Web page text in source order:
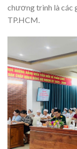
chương trình là các
TP.HCM.